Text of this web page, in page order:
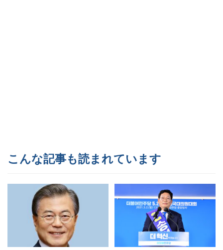
こんな記事も読まれています